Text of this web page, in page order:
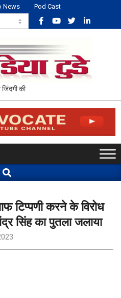
News Pod Cast
की
Search
टिप्पणी करने के विरोध
सिंह का पुतला जलाया